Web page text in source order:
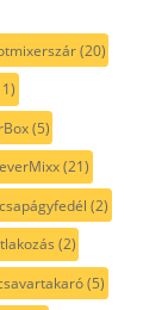
(20)
(5)
(21)
csapágyfedél (2)
(2)
(5)